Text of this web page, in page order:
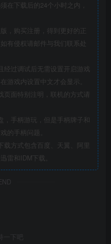
在下载后的24个小时之内，
，购买注册，得到更好的正
有侵权请邮件与我们联系处
经过调试后无需设置开启游戏
游戏内设置中文才会显示。
面特别注明，联机的方式请
手柄游玩，但是手柄牌子和
的手柄问题。
方式包含百度、天翼、阿里
雷和IDM下载。
一下吧